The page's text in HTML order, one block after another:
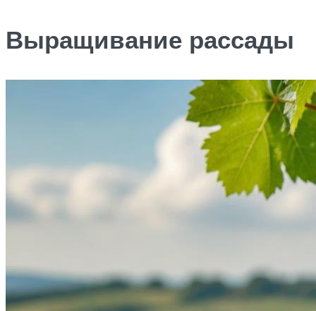
Выращивание рассады